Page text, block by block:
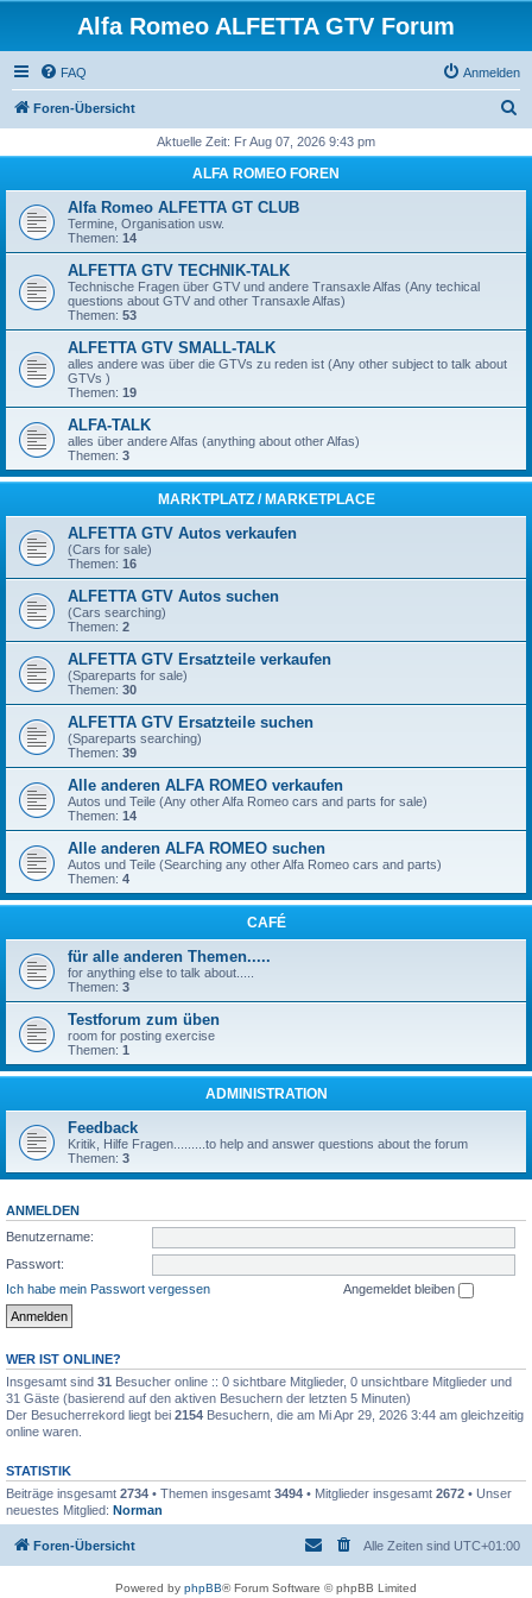
Alfa Romeo ALFETTA GTV Forum
FAQ Anmelden
Foren-Übersicht
h
Aktuelle Zeit: Fr Aug 07, 2026 9:43 pm
ALFA ROMEO FOREN
Alfa Romeo ALFETTA GT CLUB
Termine, Organisation usw.
Themen: 14
ALFETTA GTV TECHNIK-TALK
Technische Fragen über GTV und andere Transaxle Alfas (Any techical
questions about GTV and other Transaxle Alfas)
Themen: 53
ALFETTA GTV SMALL-TALK
alles andere was über die GTVs zu reden ist (Any other subject to talk about
GTVs )
Themen: 19
ALFA-TALK
alles über andere Alfas (anything about other Alfas)
Themen: 3
MARKTPLATZ / MARKETPLACE
ALFETTA GTV Autos verkaufen
(Cars for sale)
Themen: 16
ALFETTA GTV Autos suchen
(Cars searching)
Themen: 2
ALFETTA GTV Ersatzteile verkaufen
(Spareparts for sale)
Themen: 30
ALFETTA GTV Ersatzteile suchen
(Spareparts searching)
Themen: 39
Alle anderen ALFA ROMEO verkaufen
Autos und Teile (Any other Alfa Romeo cars and parts for sale)
Themen: 14
Alle anderen ALFA ROMEO suchen
Autos und Teile (Searching any other Alfa Romeo cars and parts)
Themen: 4
CAFÉ
für alle anderen Themen.....
for anything else to talk about.....
Themen: 3
Testforum zum üben
room for posting exercise
Themen: 1
ADMINISTRATION
Feedback
Kritik, Hilfe Fragen.........to help and answer questions about the forum
Themen: 3
ANMELDEN
Benutzername:
Passwort:
Ich habe mein Passwort vergessen
Angemeldet bleiben
WER IST ONLINE?
Insgesamt sind 31 Besucher online :: 0 sichtbare Mitglieder, 0 unsichtbare Mitglieder und
31 Gäste (basierend auf den aktiven Besuchern der letzten 5 Minuten)
Der Besucherrekord liegt bei 2154 Besuchern, die am Mi Apr 29, 2026 3:44 am gleichzeitig
online waren.
STATISTIK
Beiträge insgesamt 2734 • Themen insgesamt 3494 • Mitglieder insgesamt 2672 • Unser
neuestes Mitglied: Norman
Foren-Übersicht Alle Zeiten sind UTC+01:00
Powered by phpBB® Forum Software © phpBB Limited